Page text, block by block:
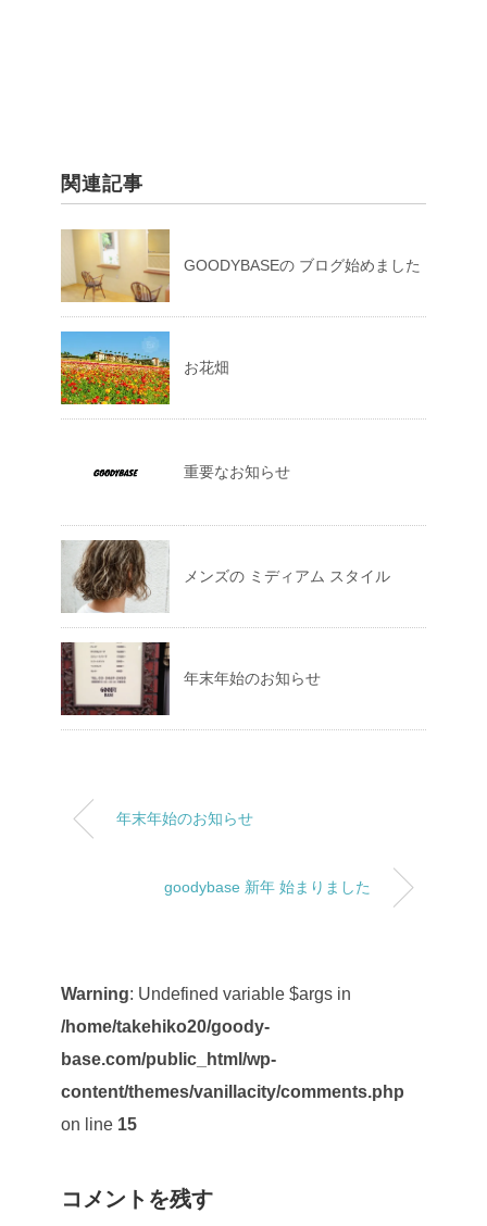
関連記事
GOODYBASEの ブログ始めました
お花畑
重要なお知らせ
メンズの ミディアム スタイル
年末年始のお知らせ
年末年始のお知らせ
goodybase 新年 始まりました
Warning: Undefined variable $args in
/home/takehiko20/goody-
base.com/public_html/wp-
content/themes/vanillacity/comments.php
on line 15
コメントを残す